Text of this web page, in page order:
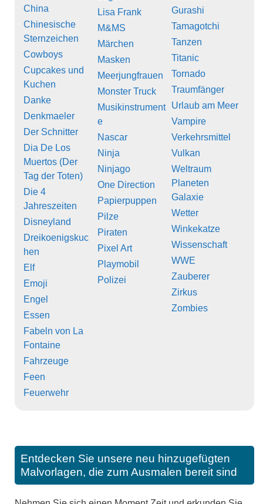
China
Chinesische
Sternzeichen
Cowboys
Cupcakes und
Kuchen
Danke
Denkmaeler
Der Schnitter
Dia De Los
Muertos (Der
Tag der Toten)
Die 4
Jahreszeiten
Disneyland
Dreikoenigskuc
hen
Elf
Emoji
Engel
Essen
Fabeln von La
Fontaine
Fahrzeuge
Feen
Feuerwehr
Lisa Frank
M&MS
Märchen
Masken
Meerjungfrauen
Monster Truck
Musikinstrument
e
Nascar
Ninja
Ninjago
One Direction
Papierpuppen
Pilze
Piraten
Pixel Art
Playmobil
Polizei
Gurashi
Tamagotchi
Tanzen
Titanic
Tornado
Traumfänger
Urlaub am Meer
Vampire
Verkehrsmittel
Vulkan
Weltraum
Planeten
Galaxie
Wetter
Winkekatze
Wissenschaft
WWE
Zauberer
Zirkus
Zombies
Entdecken Sie unsere neu hinzugefügten
Malvorlagen, die zum Ausmalen bereit sind